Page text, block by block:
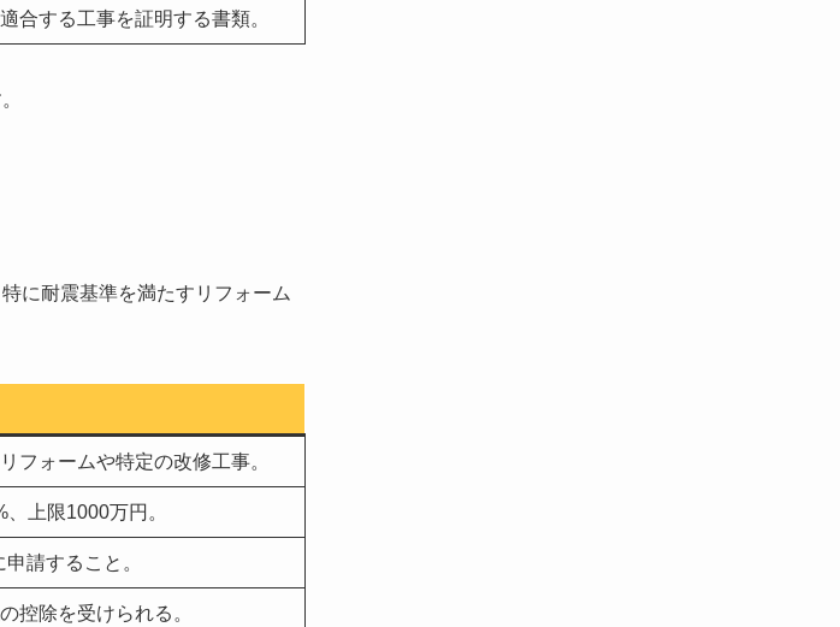
合する工事を証明する書類。
に耐震基準を満たすリフォーム
フォームや特定の改修工事。
上限1000万円。
請すること。
控除を受けられる。